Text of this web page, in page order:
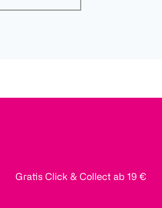
Gratis Click & Collect ab 19 €